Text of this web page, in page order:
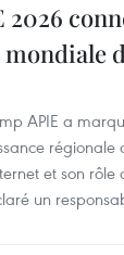
2026
APIE a
et son
un